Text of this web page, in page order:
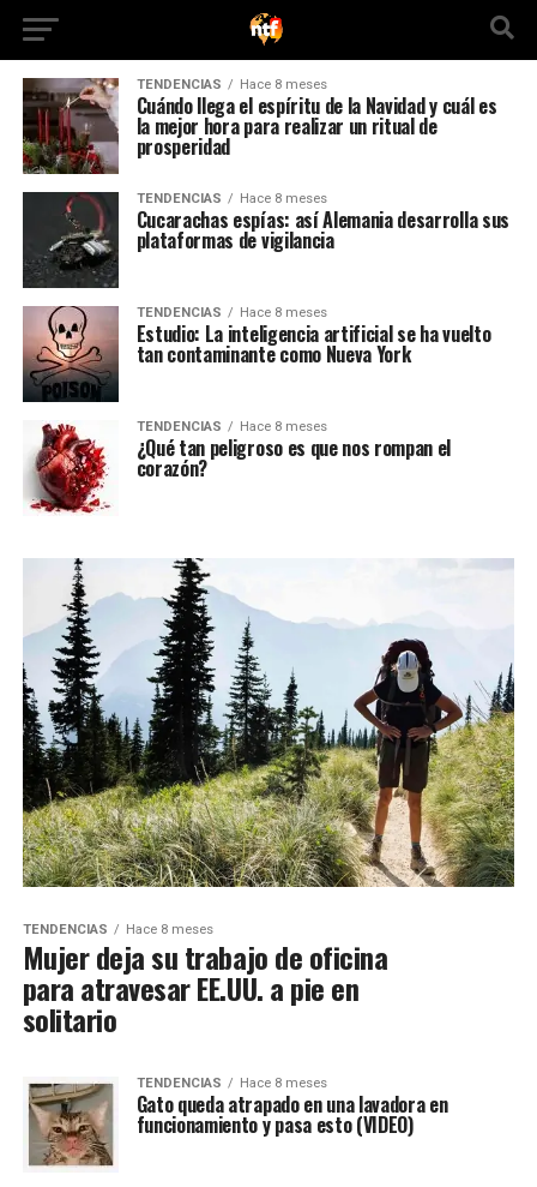
TENDENCIAS Hace 8 meses
Cuándo llega el espíritu de la Navidad y cuál es
la mejor hora para realizar un ritual de
prosperidad
TENDENCIAS Hace 8 meses
Cucarachas espías: así Alemania desarrolla sus
plataformas de vigilancia
TENDENCIAS Hace 8 meses
Estudio: La inteligencia artificial se ha vuelto
tan contaminante como Nueva York
TENDENCIAS Hace 8 meses
¿Qué tan peligroso es que nos rompan el
corazón?
TENDENCIAS Hace 8 meses
Mujer deja su trabajo de oficina
para atravesar EE.UU. a pie en
solitario
TENDENCIAS Hace 8 meses
Gato queda atrapado en una lavadora en
funcionamiento y pasa esto (VIDEO)